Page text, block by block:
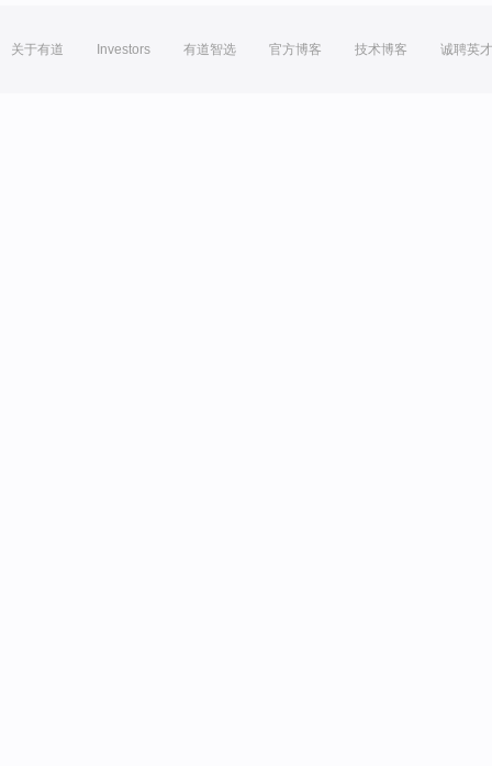
关于有道 Investors 有道智选 官方博客 技术博客 诚聘英才